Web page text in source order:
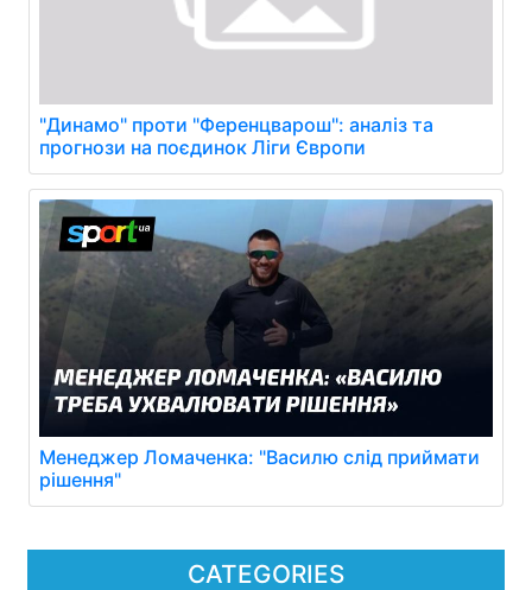
CATEGORIES
"Динамо" проти "Ференцварош": аналіз та
прогнози на поєдинок Ліги Європи
Менеджер Ломаченка: "Василю слід приймати
рішення"